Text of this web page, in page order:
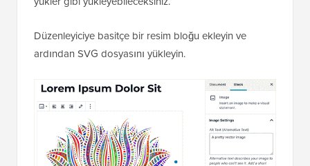
Düzenleyiciye basitçe bir resim bloğu ekleyin ve
ardından SVG dosyasını yükleyin.